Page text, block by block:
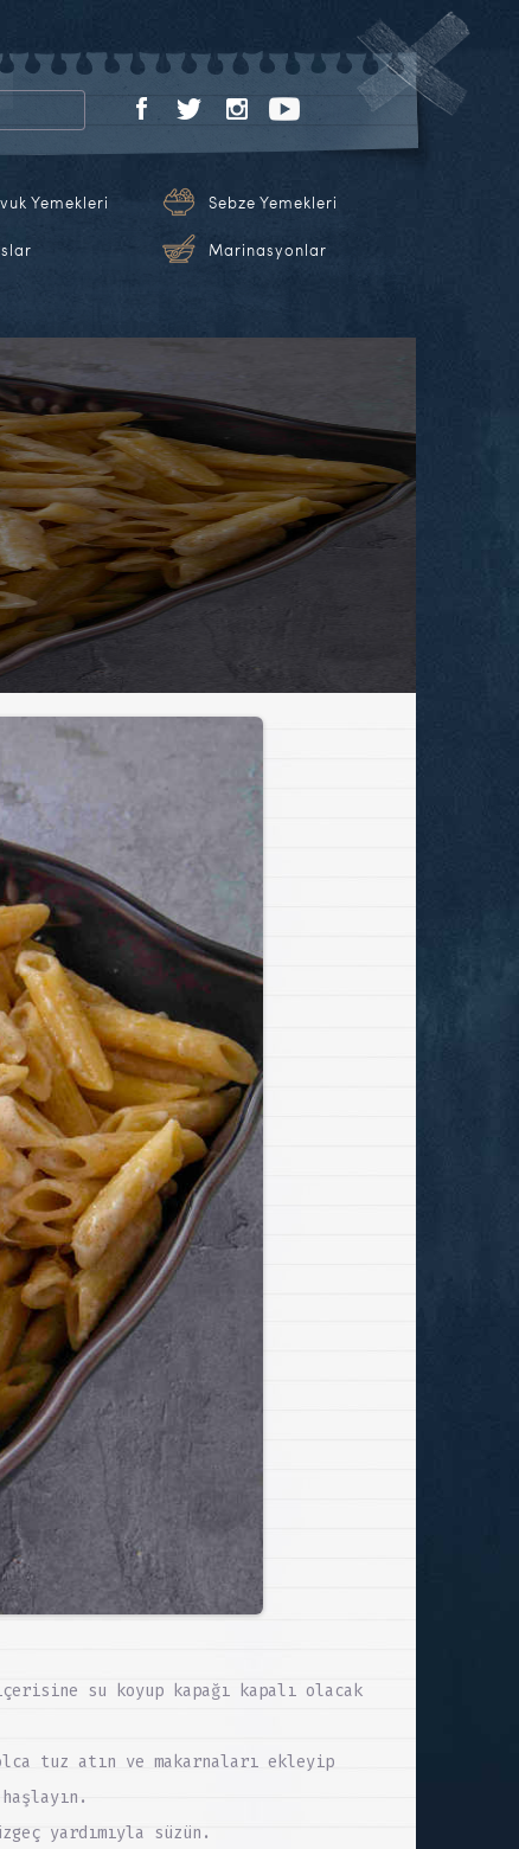
Yemekleri Sebze Yemekleri
Marinasyonlar
su koyup kapağı kapalı olacak
tuz atın ve makarnaları ekleyip
yardımıyla süzün.